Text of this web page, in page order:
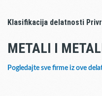
Klasifikacija delatnosti
METALI I
Pogledajte sve firme iz ove